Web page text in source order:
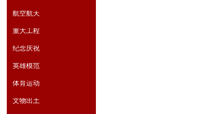
航空航天
重大工程
纪念庆祝
英雄模范
体育运动
文物出土